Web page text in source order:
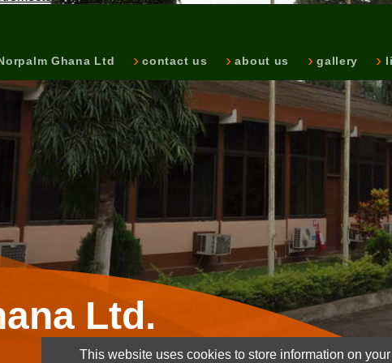
Ghana Ltd contact us about us gallery
Ltd.
This website uses cookies to store information on